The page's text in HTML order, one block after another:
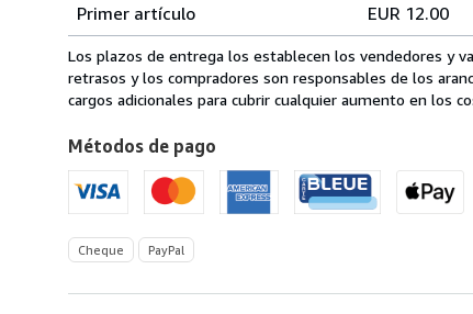
de
envío
de
Alemania
Estados
Unidos
de
America
pedido
Primer artículo
EUR 12.00
Los plazos de entrega los establecen los vendedores y
retrasos y los compradores son responsables de los
cargos adicionales para cubrir cualquier aumento en los
Métodos de pago
Cheque PayPal